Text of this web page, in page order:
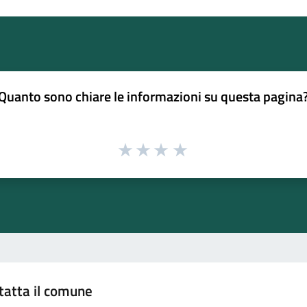
sono chiare le informazioni su questa
il comune